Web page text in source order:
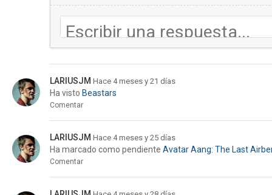
LARIUSJM Hace 4 meses y 21 días
Ha visto Beastars
Comentar
LARIUSJM Hace 4 meses y 25 días
Ha marcado como pendiente Avatar Aang: The Last
Comentar